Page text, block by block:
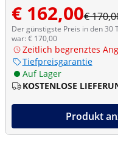
€ 162,00€
Der günstigste Preis in den 30
war: € 170,00
Zeitlich begrenztes
Tiefpreisgarantie
Auf Lager
KOSTENLOSE
Produkt